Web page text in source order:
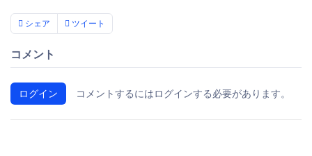
シェア ツイート
コメント
ログイン コメントするにはログインする必要があります。